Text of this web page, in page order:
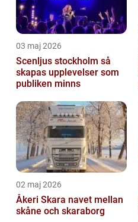
03 maj 2026
Scenljus stockholm så
skapas upplevelser som
publiken minns
02 maj 2026
Åkeri Skara navet mellan
skåne och skaraborg